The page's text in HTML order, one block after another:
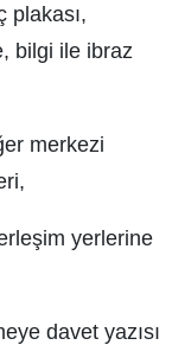
plakası,
bilgi ile ibraz
merkezi
yerlerine
davet yazısı